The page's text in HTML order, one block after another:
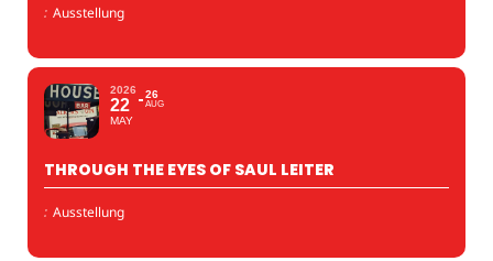
: Ausstellung
2026
22
MAY
26
AUG
THROUGH THE EYES OF SAUL LEITER
: Ausstellung